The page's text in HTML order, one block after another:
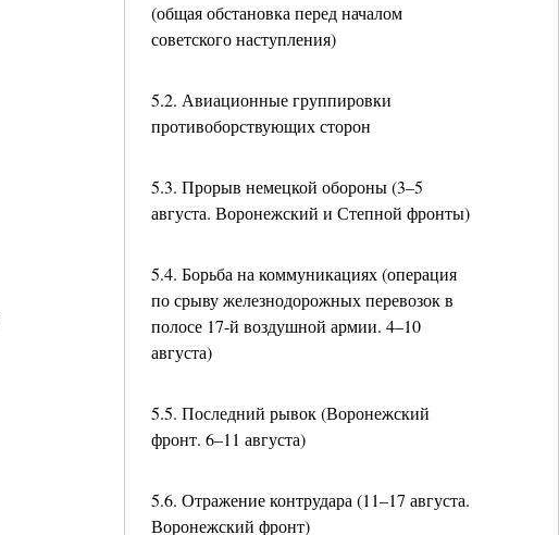
(общая обстановка перед началом
советского наступления)
5.2. Авиационные группировки
противоборствующих сторон
5.3. Прорыв немецкой обороны (3–5
августа. Воронежский и Степной фронты)
5.4. Борьба на коммуникациях (операция
по срыву железнодорожных перевозок в
полосе 17-й воздушной армии. 4–10
августа)
5.5. Последний рывок (Воронежский
фронт. 6–11 августа)
5.6. Отражение контрудара (11–17 августа.
Воронежский фронт)